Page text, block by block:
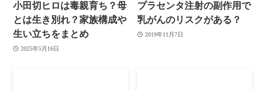
小田切ヒロは毒親育ち？母
とは生き別れ？家族構成や
生い立ちをまとめ
2025年5月16日
プラセンタ注射の副作用で
乳がんのリスクがある？
2019年11月7日